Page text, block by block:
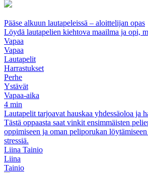
Pääse alkuun lautapeleissä – aloittelijan opas
Löydä lautapelien kiehtova maailma ja opi,
Vapaa
Vapaa
Lautapelit
Harrastukset
Perhe
Ystävät
Vapaa-aika
4 min
Lautapelit tarjoavat hauskaa yhdessäoloa ja
Tästä oppaasta saat vinkit ensimmäisten
oppimiseen ja oman peliporukan
stressiä.
Liina Tainio
Liina
Tainio